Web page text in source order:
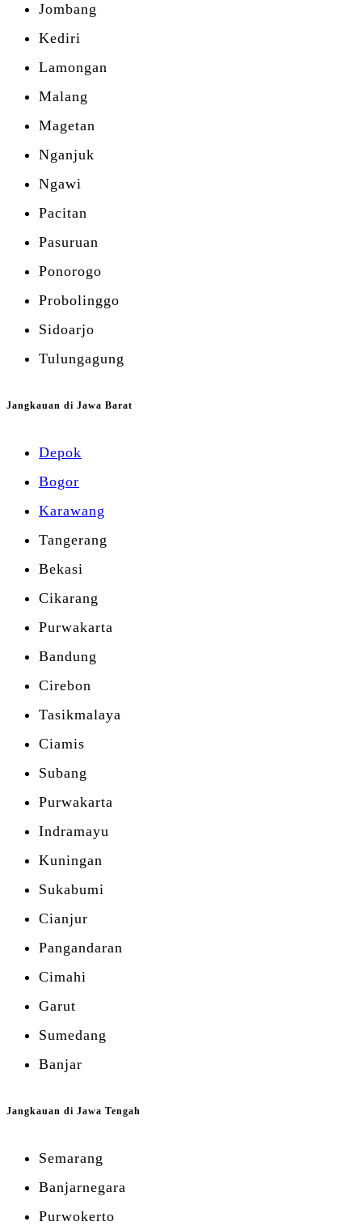
Jombang
Kediri
Lamongan
Malang
Magetan
Nganjuk
Ngawi
Pacitan
Pasuruan
Ponorogo
Probolinggo
Sidoarjo
Tulungagung
Jangkauan di Jawa Barat
Depok
Bogor
Karawang
Tangerang
Bekasi
Cikarang
Purwakarta
Bandung
Cirebon
Tasikmalaya
Ciamis
Subang
Purwakarta
Indramayu
Kuningan
Sukabumi
Cianjur
Pangandaran
Cimahi
Garut
Sumedang
Banjar
Jangkauan di Jawa Tengah
Semarang
Banjarnegara
Purwokerto